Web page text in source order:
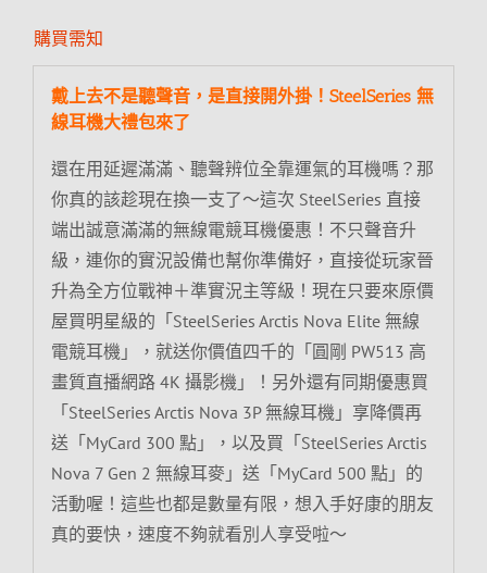
購買需知
戴上去不是聽聲音，是直接開外掛！SteelSeries 無
線耳機大禮包來了
還在用延遲滿滿、聽聲辨位全靠運氣的耳機嗎？那
你真的該趁現在換一支了～這次 SteelSeries 直接
端出誠意滿滿的無線電競耳機優惠！不只聲音升
級，連你的實況設備也幫你準備好，直接從玩家晉
升為全方位戰神＋準實況主等級！現在只要來原價
屋買明星級的「SteelSeries Arctis Nova Elite 無線
電競耳機」，就送你價值四千的「圓剛 PW513 高
畫質直播網路 4K 攝影機」！另外還有同期優惠買
「SteelSeries Arctis Nova 3P 無線耳機」享降價再
送「MyCard 300 點」，以及買「SteelSeries Arctis
Nova 7 Gen 2 無線耳麥」送「MyCard 500 點」的
活動喔！這些也都是數量有限，想入手好康的朋友
真的要快，速度不夠就看別人享受啦～